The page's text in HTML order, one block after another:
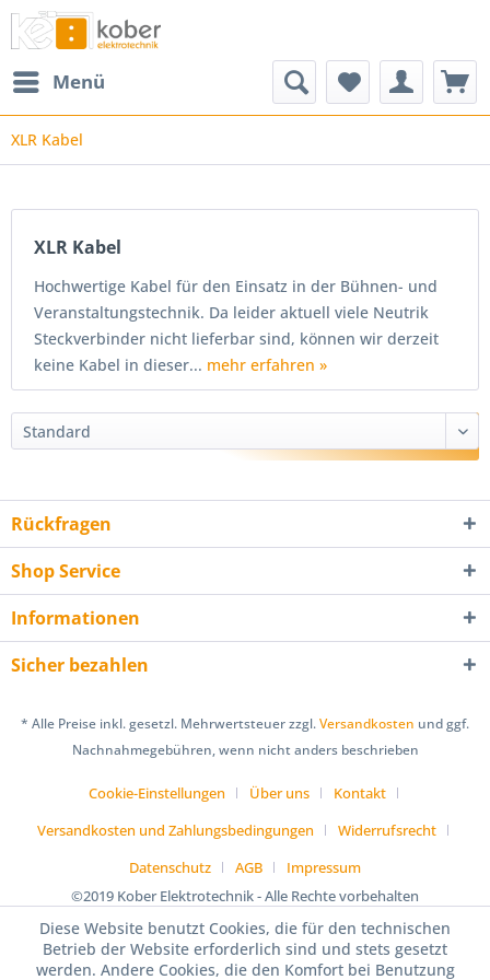
Menü
XLR Kabel
XLR Kabel
Hochwertige Kabel für den Einsatz in der Bühnen- und
Veranstaltungstechnik. Da leider aktuell viele Neutrik
Steckverbinder nicht lieferbar sind, können wir derzeit
keine Kabel in dieser... mehr erfahren »
Rückfragen
Shop Service
Informationen
Sicher bezahlen
* Alle Preise inkl. gesetzl. Mehrwertsteuer zzgl.Versandkosten und ggf.
Nachnahmegebühren, wenn nicht anders beschrieben
Cookie-Einstellungen Über uns
Kontakt
Versandkosten und Zahlungsbedingungen
Widerrufsrecht
Datenschutz
AGB
Impressum
©2019 Kober Elektrotechnik - Alle Rechte vorbehalten
Diese Website benutzt Cookies, die für den technischen
Betrieb der Website erforderlich sind und stets gesetzt
werden. Andere Cookies, die den Komfort bei Benutzung